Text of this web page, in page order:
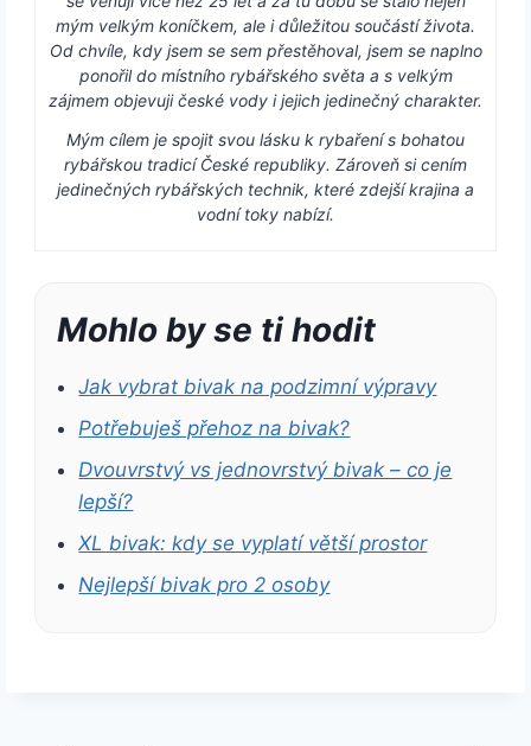
mým velkým koníčkem, ale i důležitou součástí života.
Od chvíle, kdy jsem se sem přestěhoval, jsem se naplno
ponořil do místního rybářského světa a s velkým
zájmem objevuji české vody i jejich jedinečný charakter.
Mým cílem je spojit svou lásku k rybaření s bohatou
rybářskou tradicí České republiky. Zároveň si cením
jedinečných rybářských technik, které zdejší krajina a
vodní toky nabízí.
Mohlo by se ti hodit
Jak vybrat bivak na podzimní výpravy
Potřebuješ přehoz na bivak?
Dvouvrstvý vs jednovrstvý bivak – co je
lepší?
XL bivak: kdy se vyplatí větší prostor
Nejlepší bivak pro 2 osoby